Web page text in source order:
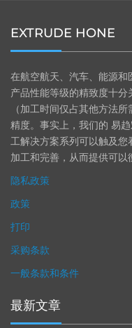
EXTRUDE HONE
在航空航天、汽车、能源
产品性能等级的精致度十
（加工时间仅占其他方法
精度。事实上，我们的 易
工解决方案系列可以触及
加工和完善，从而提供可以
隐私政策
政策
打印
采购条款
一般条款和条件
最新文章